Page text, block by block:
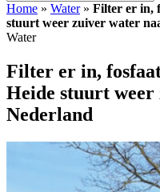
Home » Water» Filter er in,
stuurt weer zuiver water
Water
Filter er in,
Heide stuurt
Nederland